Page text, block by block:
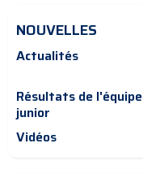
NOUVELLES
Actualités
Résultats de l'équipe
junior
Vidéos